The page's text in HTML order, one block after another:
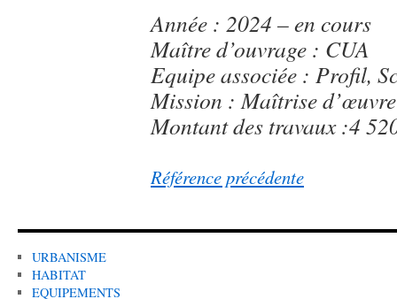
Année : 2024 – en cours
Maître d’ouvrage : CUA
Equipe associée : Profil,
Mission : Maîtrise d’œuvre
Montant des travaux :4
Référence précédente
URBANISME
HABITAT
EQUIPEMENTS